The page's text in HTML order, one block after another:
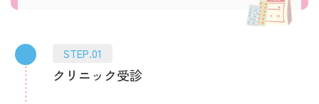
STEP.01
クリニック受診